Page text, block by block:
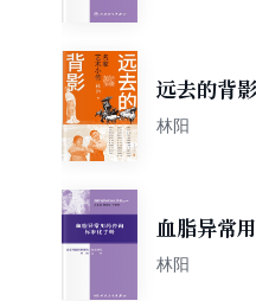
远去的背
林阳
血脂异常
林阳